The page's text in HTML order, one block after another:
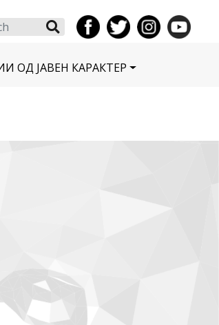
Search
ОД ЈАВЕН КАРАКТЕР